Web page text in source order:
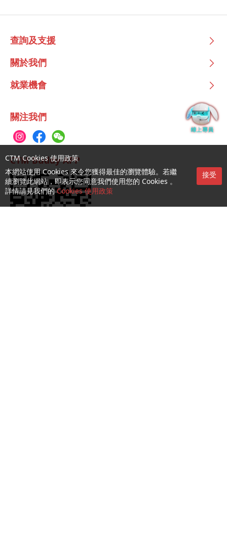
查詢及支援
關於我們
就業機會
關注我們
CTM Buddy APP
CTM Cookies 使用政策
本網站使用 Cookies 來令您獲得最佳的瀏覽體驗。若繼
續瀏覽此網站，即表示您同意我們使用您的 Cookies 。
詳情請見我們的 Cookies 使用政策
接受